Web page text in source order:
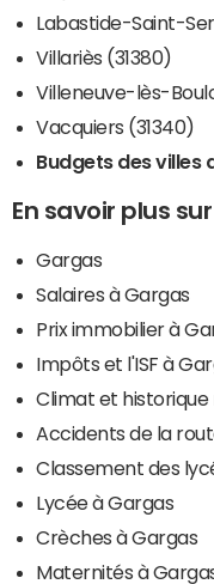
Labastide-Saint-
Villariès (31380)
Villeneuve-lès-
Vacquiers (31340)
Budgets des villes
En savoir plus
Gargas
Salaires à Gargas
Prix immobilier à
Impôts et l'ISF à
Climat et
Accidents de la
Classement des
Lycée à Gargas
Crèches à Gargas
Maternités à